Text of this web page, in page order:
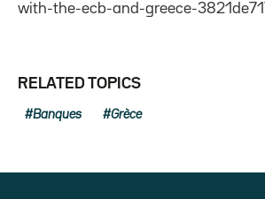
with-the-ecb-and-greece-
RELATED TOPICS
Banques Grèce